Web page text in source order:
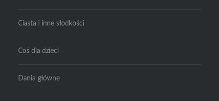
Ciasta i inne słodkości
Coś dla dzieci
Dania główne